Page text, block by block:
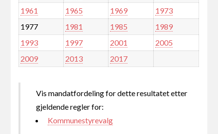
1961
1965 1969
1973
1977
1981 1985
1989
1993
1997 2001
2005
2009
2013 2017
Vis mandatfordeling for dette resultatet etter
gjeldende regler for:
Kommunestyrevalg